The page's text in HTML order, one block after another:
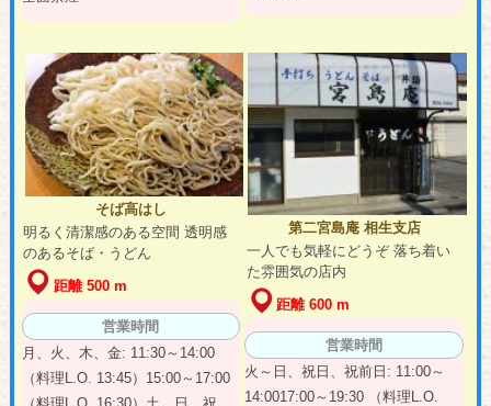
そば高はし
明るく清潔感のある空間 透明感
のあるそば・うどん
距離 500 m
営業時間
月、火、木、金: 11:30～14:00
（料理L.O. 13:45）15:00～17:00
第二宮島庵 相生支店
一人でも気軽にどうぞ 落ち着い
た雰囲気の店内
距離 600 m
営業時間
火～日、祝日、祝前日: 11:00～
14:0017:00～19:30 （料理L.O.